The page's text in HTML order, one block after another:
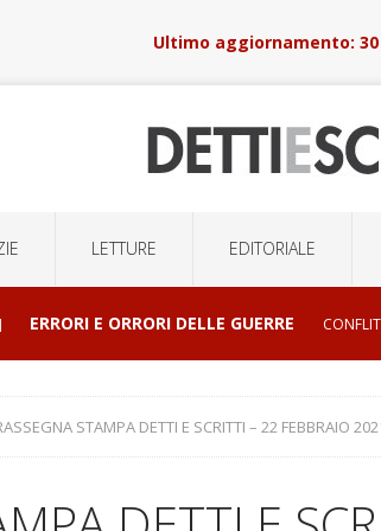
LETTURE EDITORIALE
ERRORI E ORRORI DELLE GUERRE
] ESPULSIONI DI MASSA E LA ROBOTICA
STAMPA DETTI E SCRITTI – 22 FEBBRAIO